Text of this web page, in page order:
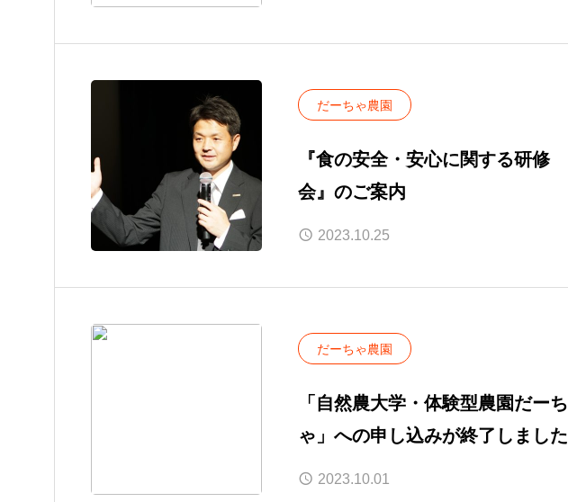
だーちゃ農園
『食の安全・安心に関する研修
会』のご案内
2023.10.25
だーちゃ農園
「自然農大学・体験型農園だーち
ゃ」への申し込みが終了しました
2023.10.01